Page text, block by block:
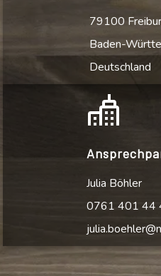
79100
Baden-
Deutschland
Julia Böhler
0761 401 44